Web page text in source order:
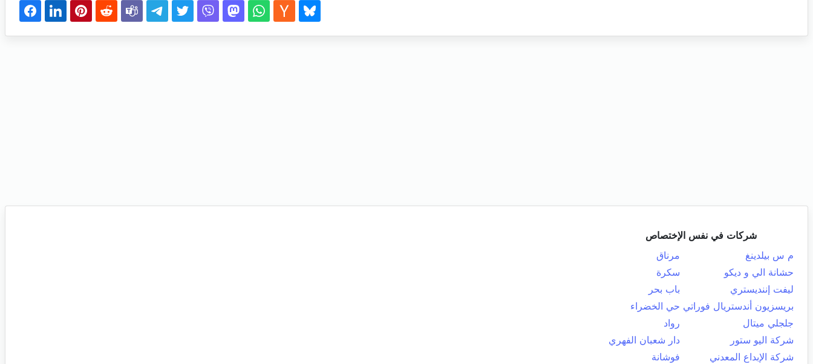
شركات في نفس الإختصاص
م س بيلدينغ
مرناق
حشانة الي و ديكو
سكرة
ليفت إننديستري
باب بحر
بريسزيون أندستريال فوراتي حي الخضراء
جلجلي ميتال
رواد
شركة اليو ستور
دار شعبان الفهري
شركة الإبداع المعدني
فوشانة